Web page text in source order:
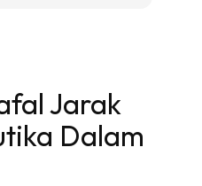
Jarak
Dalam